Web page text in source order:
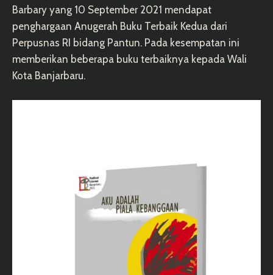
Barbary yang 10 September 2021 mendapat
penghargaan Anugerah Buku Terbaik Kedua dari
Perpusnas RI bidang Pantun. Pada kesempatan ini
memberikan beberapa buku terbaiknya kepada Wali
Kota Banjarbaru.